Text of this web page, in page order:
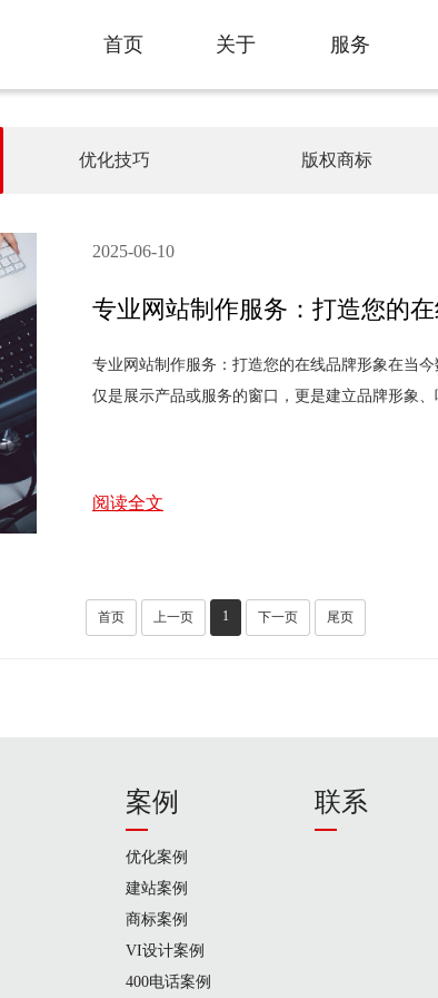
首页
关于
服务
优化技巧 版权商标
2025-06-10
专业网站制作服务：打造您的
专业网站制作服务：打造您的在线品牌形象在当
仅是展示产品或服务的窗口，更是建立品牌形象
阅读全文
首页 上一页 1 下一页 尾页
案例
优化案例
建站案例
商标案例
VI设计案例
400电话案例
联系